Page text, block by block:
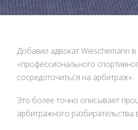
Добавил адвокат Wieschemann
«профессионального
сосредоточиться на арбитраж».
Это более точно описывает
арбитражного разбирательства